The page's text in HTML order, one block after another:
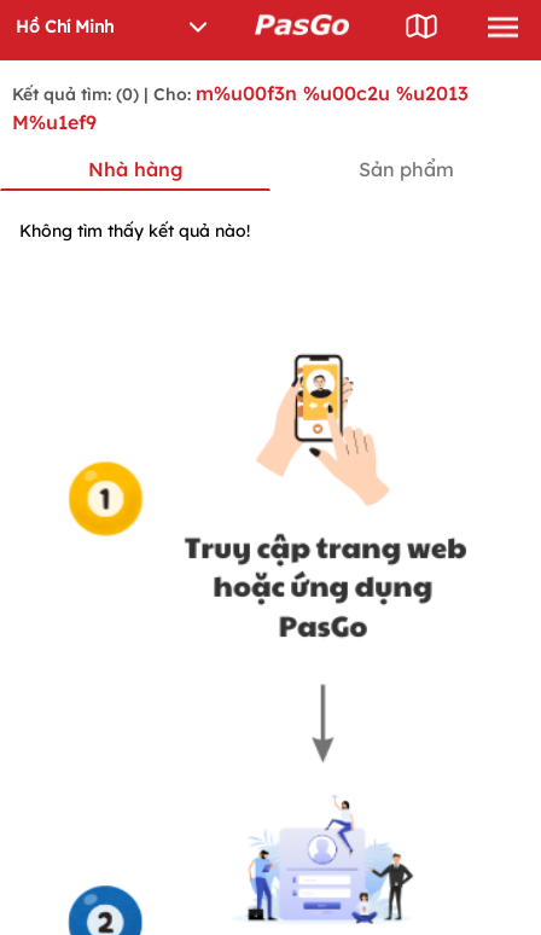
Kết quả tìm: (0) | Cho: m%u00f3n %u00c2u %u2013
M%u1ef9
Nhà hàng
Sản phẩm
Không tìm thấy kết quả nào!